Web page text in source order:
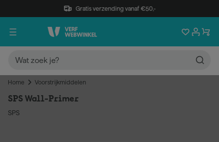
Gratis verzending vanaf €50,-
Home Voorstrijkmiddelen
SPS Wall-Primer
SPS